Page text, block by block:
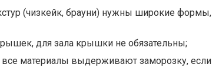
(чизкейк, брауни) нужны широкие формы,
для зала крышки не обязательны;
материалы выдерживают заморозку, если